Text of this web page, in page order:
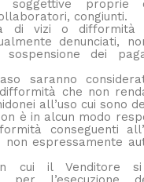
soggettive
congiunti.
di vizi o difformità
denunciati,
dei
saranno
che non
all’uso cui sono
è in alcun modo
conseguenti
non espressamente
cui il Venditore